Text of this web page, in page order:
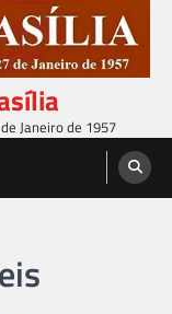
Janeiro de 1957